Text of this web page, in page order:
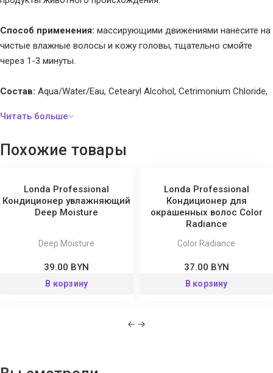
Способ применения: массирующими движениями нанесите на
чистые влажные волосы и кожу головы, тщательно смойте
через 1-3 минуты.
Состав: Aqua/Water/Eau, Cetearyl Alcohol, Cetrimonium Chloride,
Behentrimonium Chloride, Phenoxyethanol, Panthenol, Isopropyl
Soy Protein, Hydrolyzed Rice Protein, Dehydroacetic Acid, Citric
Sorbate, Sodium Levulinate, Sodium Benzoate, Hexyl Cinnamal,
Limonene, Linalool.
Похожие товары
Londa Professional
Кондиционер увлажняющий
Deep Moisture
Deep Moisture
39.00 BYN
В корзину
Londa Professional
Кондиционер для
окрашенных волос Color
Radiance
Color Radiance
37.00 BYN
В корзину